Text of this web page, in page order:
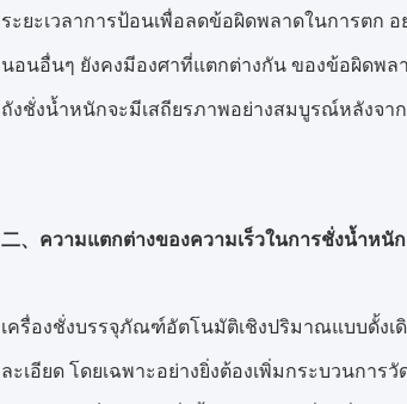
ระยะเวลาการป้อนเพื่อลดข้อผิดพลาดในการตก
นอนอื่นๆ ยังคงมีองศาที่แตกต่างกัน ของข้อผิดพล
ถังชั่งน้ำหนักจะมีเสถียรภาพอย่างสมบูรณ์หลังจ
二、ความแตกต่างของความเร็วในการชั่งน้ำหนัก
เครื่องชั่งบรรจุภัณฑ์อัตโนมัติเชิงปริมาณแบบดั้งเ
ละเอียด โดยเฉพาะอย่างยิ่งต้องเพิ่มกระบวนกา